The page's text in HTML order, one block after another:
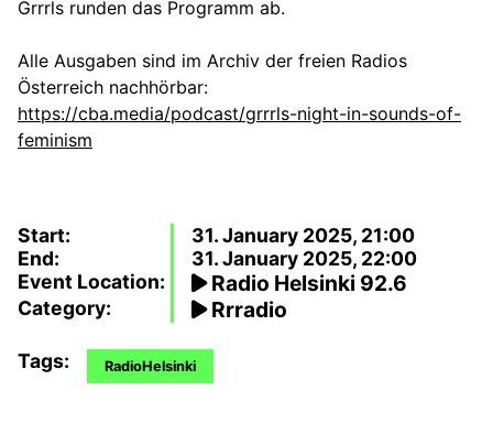
Grrrls runden das Programm ab.
Alle Ausgaben sind im Archiv der freien Radios
Österreich nachhörbar:
https://cba.media/podcast/grrrls-night-in-sounds-of-
feminism
Start:
31. January 2025, 21:00
End:
31. January 2025, 22:00
Event Location:
Radio Helsinki 92.6
Category: Rrradio
Tags: RadioHelsinki